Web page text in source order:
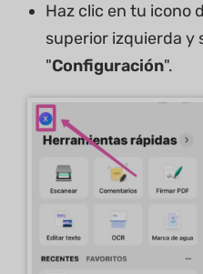
Haz clic en tu icono
superior izquierda y
"Configuración".